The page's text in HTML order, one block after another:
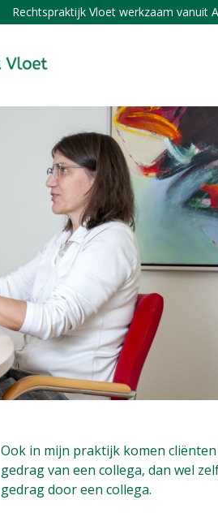
Rechtspraktijk Vloet werkzaam vanuit
Ook in mijn praktijk komen
gedrag van een collega, dan wel
gedrag door een collega.